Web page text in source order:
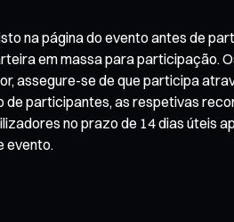
na página do evento antes de
em massa para participação.
assegure-se de que participa
de participantes, as respetivas
no prazo de 14 dias úteis
evento.